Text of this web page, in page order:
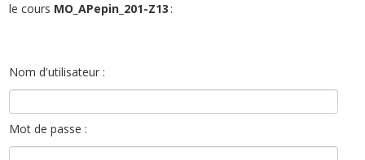
le cours MO_APepin_201-Z13 :
Nom d'utilisateur :
Mot de passe :